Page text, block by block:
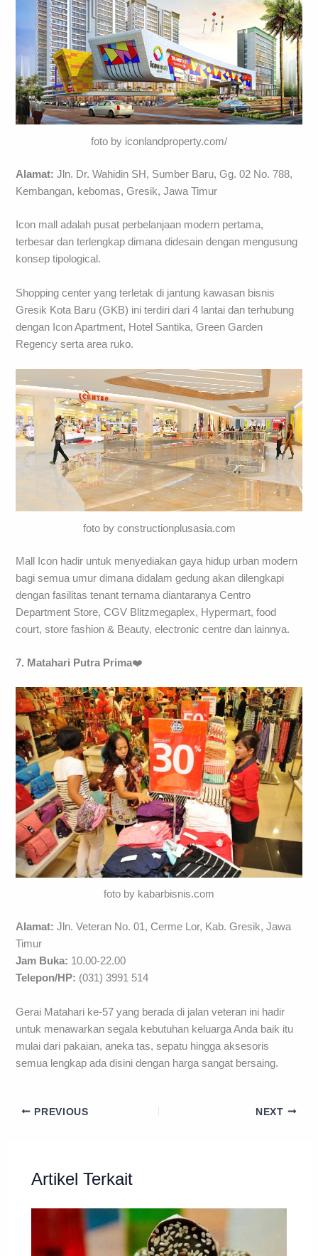
foto by iconlandproperty.com/
Alamat: Jln. Dr. Wahidin SH, Sumber Baru, Gg. 02 No. 788,
Kembangan, kebomas, Gresik, Jawa Timur
Icon mall adalah pusat perbelanjaan modern pertama,
terbesar dan terlengkap dimana didesain dengan mengusung
konsep tipological.
Shopping center yang terletak di jantung kawasan bisnis
Gresik Kota Baru (GKB) ini terdiri dari 4 lantai dan terhubung
dengan Icon Apartment, Hotel Santika, Green Garden
Regency serta area ruko.
foto by constructionplusasia.com
Mall Icon hadir untuk menyediakan gaya hidup urban modern
bagi semua umur dimana didalam gedung akan dilengkapi
dengan fasilitas tenant ternama diantaranya Centro
Department Store, CGV Blitzmegaplex, Hypermart, food
court, store fashion & Beauty, electronic centre dan lainnya.
7. Matahari Putra Prima❤️
foto by kabarbisnis.com
Alamat: Jln. Veteran No. 01, Cerme Lor, Kab. Gresik, Jawa
Timur
Jam Buka: 10.00-22.00
Telepon/HP: (031) 3991 514
Gerai Matahari ke-57 yang berada di jalan veteran ini hadir
untuk menawarkan segala kebutuhan keluarga Anda baik itu
mulai dari pakaian, aneka tas, sepatu hingga aksesoris
semua lengkap ada disini dengan harga sangat bersaing.
PREVIOUS NEXT
Artikel Terkait